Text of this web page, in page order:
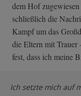
dem Hof
schließlich die
Kampf um das
die Eltern mit Trauer
fest, dass ich meine
Ich setzte mich auf